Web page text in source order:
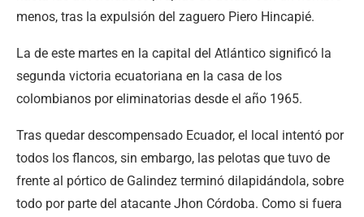
menos, tras la expulsión del zaguero Piero Hincapié.
La de este martes en la capital del Atlántico significó la
segunda victoria ecuatoriana en la casa de los
colombianos por eliminatorias desde el año 1965.
Tras quedar descompensado Ecuador, el local intentó por
todos los flancos, sin embargo, las pelotas que tuvo de
frente al pórtico de Galindez terminó dilapidándola, sobre
todo por parte del atacante Jhon Córdoba. Como si fuera